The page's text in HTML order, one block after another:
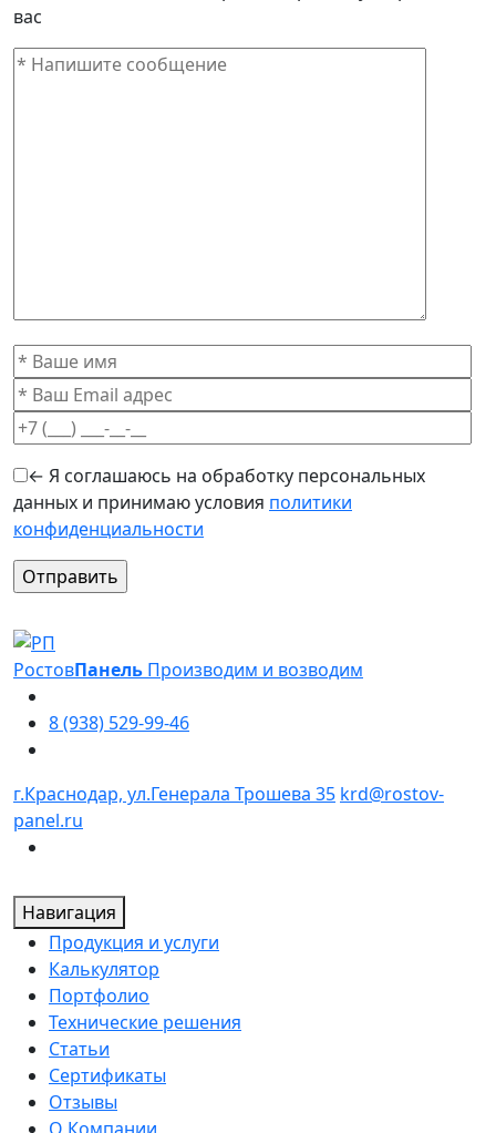
вас
← Я соглашаюсь на обработку персональных
данных и принимаю условия политики
конфиденциальности
Оставьте это поле пустым.
РостовПанель Производим и возводим
8 (938) 529-99-46
г.Краснодар, ул.Генерала Трошева 35 krd@rostov-
panel.ru
Навигация
Продукция и услуги
Калькулятор
Портфолио
Технические решения
Статьи
Сертификаты
Отзывы